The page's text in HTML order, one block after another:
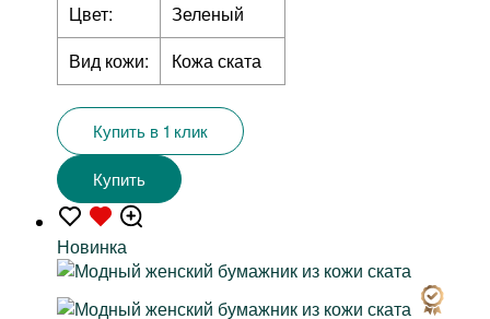
Цвет:
Зеленый
Вид кожи:
Кожа ската
Купить в 1 клик
Купить
Новинка